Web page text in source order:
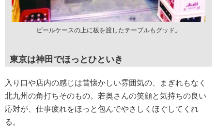
ビールケースの上に板を渡したテーブルもグッド。
東京は神田でほっとひといき
入り口や店内の感じは昔懐かしい雰囲気の、まぎれもなく
北九州の角打ちそのもの。若奥さんの笑顔と気持ちの良い
応対が、仕事疲れをほっと包んでやさしくほぐしてくれ
る。